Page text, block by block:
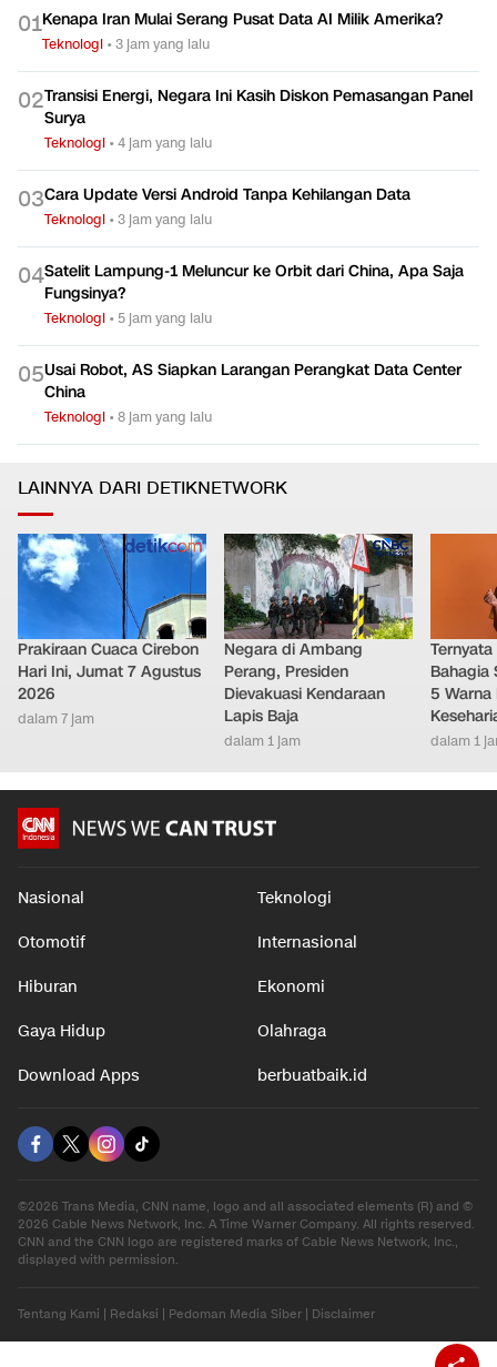
01Kenapa Iran Mulai Serang Pusat Data AI Milik Amerika?
Teknologi •3 jam yang lalu
02Transisi Energi, Negara Ini Kasih Diskon Pemasangan Panel
Surya
Teknologi •4 jam yang lalu
03Cara Update Versi Android Tanpa Kehilangan Data
Teknologi •3 jam yang lalu
04Satelit Lampung-1 Meluncur ke Orbit dari China, Apa Saja
Fungsinya?
Teknologi • 5 jam yang lalu
05Usai Robot, AS Siapkan Larangan Perangkat Data Center
China
Teknologi •8 jam yang lalu
LAINNYA DARI DETIKNETWORK
Prakiraan Cuaca Cirebon
Hari Ini, Jumat 7 Agustus
2026
dalam 7 jam
Negara di Ambang
Perang, Presiden
Dievakuasi Kendaraan
Lapis Baja
dalam 1 jam
Bahagia
5
dalam 1
Nasional Teknologi
Otomotif Internasional
Hiburan Ekonomi
Gaya Hidup Olahraga
Download Apps berbuatbaik.id
©2026 Trans Media, CNN name, logo and all associated elements (R) and ©
2026 Cable News Network, Inc. A Time Warner Company. All rights reserved.
CNN and the CNN logo are registered marks of Cable News Network, Inc.,
displayed with permission.
Tentang Kami Redaksi Pedoman Media Siber Disclaimer